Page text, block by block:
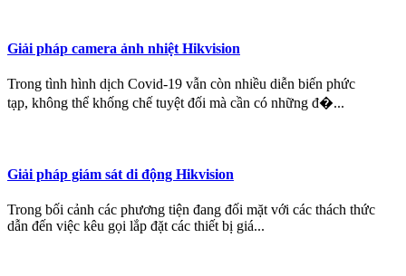
Giải pháp camera ảnh nhiệt Hikvision
Trong tình hình dịch Covid-19 vẫn còn nhiều diễn biến phức
tạp, không thể khống chế tuyệt đối mà cần có những đ�...
Giải pháp giám sát di động Hikvision
Trong bối cảnh các phương tiện đang đối mặt với các thách thức
dẫn đến việc kêu gọi lắp đặt các thiết bị giá...